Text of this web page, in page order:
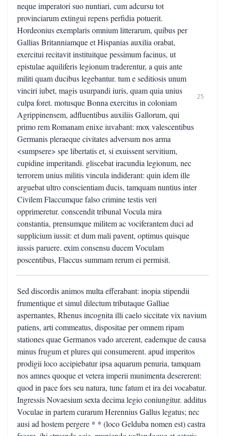
neque imperatori suo nuntiari, cum adcursu tot
provinciarum extingui repens perfidia potuerit.
Hordeonius exemplaris omnium litterarum, quibus per
Gallias Britanniamque et Hispanias auxilia orabat,
exercitui recitavit instituitque pessimum facinus, ut
epistulae aquiliferis legionum traderentur, a quis ante
militi quam ducibus legebantur. tum e seditiosis unum
vinciri iubet, magis usurpandi iuris, quam quia unius
culpa foret. motusque Bonna exercitus in coloniam
Agrippinensem, adfluentibus auxiliis Gallorum, qui
primo rem Romanam enixe iuvabant: mox valescentibus
Germanis pleraeque civitates adversum nos arma
<sumpsere> spe libertatis et, si exuissent servitium,
cupidine imperitandi. gliscebat iracundia legionum, nec
terrorem unius militis vincula indiderant: quin idem ille
arguebat ultro conscientiam ducis, tamquam nuntius inter
Civilem Flaccumque falso crimine testis veri
opprimeretur. conscendit tribunal Vocula mira
constantia, prensumque militem ac vociferantem duci ad
supplicium iussit: et dum mali pavent, optimus quisque
iussis paruere. exim consensu ducem Voculam
poscentibus, Flaccus summam rerum ei permisit.
25
Sed discordis animos multa efferabant: inopia stipendii
frumentique et simul dilectum tributaque Galliae
aspernantes, Rhenus incognita illi caelo siccitate vix navium
patiens, arti commeatus, dispositae per omnem ripam
stationes quae Germanos vado arcerent, eademque de causa
minus frugum et plures qui consumerent. apud imperitos
prodigii loco accipiebatur ipsa aquarum penuria, tamquam
nos amnes quoque et vetera imperii munimenta desererent:
quod in pace fors seu natura, tunc fatum et ira dei vocabatur.
Ingressis Novaesium sexta decima legio coniungitur. additus
Voculae in partem curarum Herennius Gallus legatus; nec
ausi ad hostem pergere * * (loco Gelduba nomen est) castra